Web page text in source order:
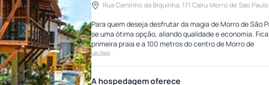
Rua Caminho da Biquinha, 171 Cairu Morro de Sao Paulo
Para quem deseja desfrutar da magia de Morro de São
se uma ótima opção, aliando qualidade e economia.
primeira praia e a 100 metros do centro de Morro de
Ler mais
A hospedagem oferece